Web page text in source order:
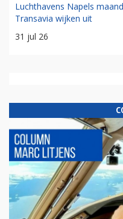
Luchthavens Napels
Transavia wijken uit
31 jul 26